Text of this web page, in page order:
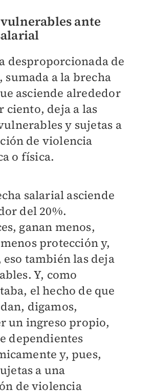
ante
desproporcionada de
sumada a la brecha
asciende alrededor
ciento, deja a las
y sujetas a
de violencia
o física.
salarial asciende
del 20%.
ganan menos,
protección y,
también las deja
Y, como
el hecho de que
digamos,
un ingreso propio,
dependientes
y, pues,
a una
de violencia